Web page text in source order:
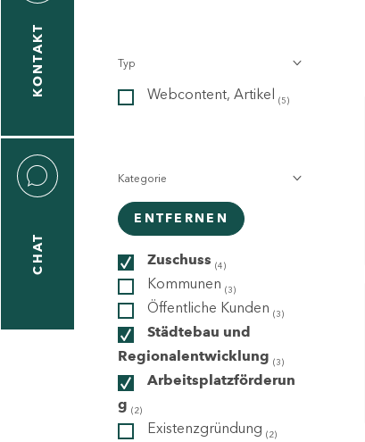
KONTAKT
CHAT
Typ
Webcontent, Artikel (5)
Kategorie
ENTFERNEN
Zuschuss (4)
Kommunen (3)
Öffentliche Kunden (3)
Städtebau und
Regionalentwicklung (3)
Arbeitsplatzförderun
g (2)
Existenzgründung (2)